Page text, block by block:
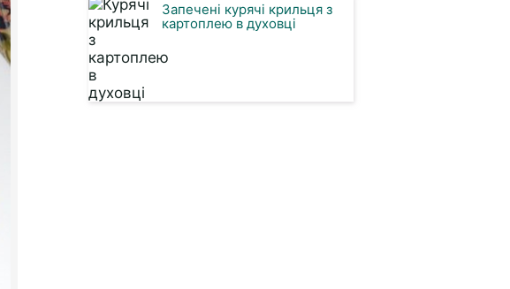
Запечені курячі крильця з
картоплею в духовці